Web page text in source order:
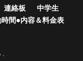
連絡板
中学生
間•内容＆料金表
.